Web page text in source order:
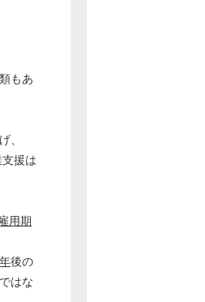
もあ
、
援は
雇用期
後の
はな